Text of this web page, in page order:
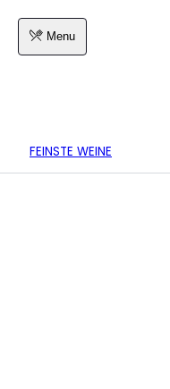
Menu
FEINSTE WEINE